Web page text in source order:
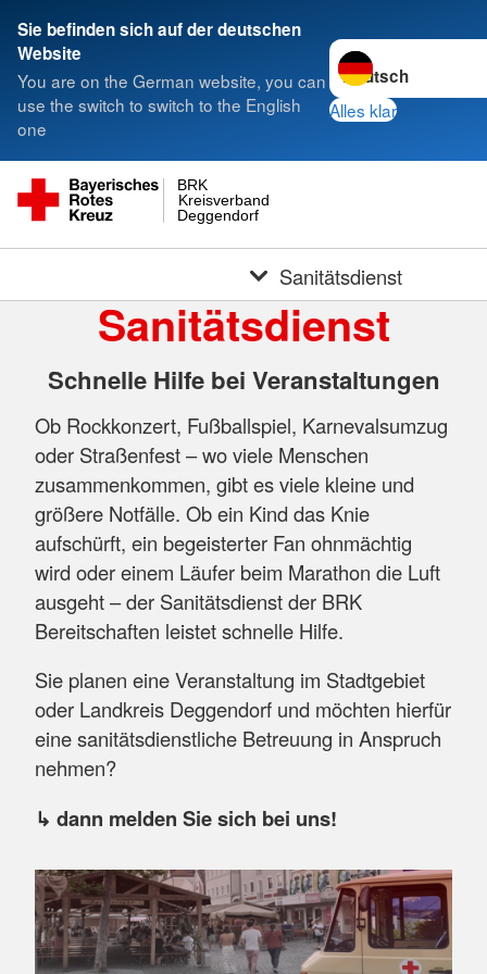
Sie befinden sich auf der deutschen
Website
You are on the German website, you can
use the switch to switch to the English
one
Sprache wechseln
Alles klar
Deggendorf
Kreisverband
BRK
Sanitätsdienst
Sanitätsdienst
Schnelle Hilfe bei Veranstaltungen
Ob Rockkonzert, Fußballspiel, Karnevalsumzug
oder Straßenfest – wo viele Menschen
zusammenkommen, gibt es viele kleine und
größere Notfälle. Ob ein Kind das Knie
aufschürft, ein begeisterter Fan ohnmächtig
wird oder einem Läufer beim Marathon die Luft
ausgeht – der Sanitätsdienst der BRK
Bereitschaften leistet schnelle Hilfe.
Sie planen eine Veranstaltung im Stadtgebiet
oder Landkreis Deggendorf und möchten hierfür
eine sanitätsdienstliche Betreuung in Anspruch
nehmen?
↳ dann melden Sie sich bei uns!